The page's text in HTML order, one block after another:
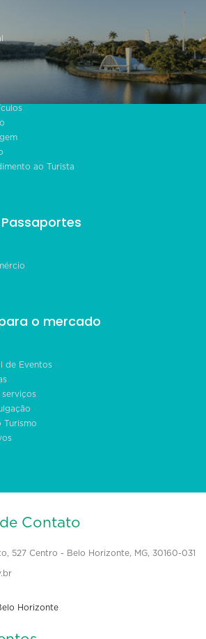
ao Turista
o mercado
de Eventos
serviços
Turismo
Contato
527 Centro - Belo Horizonte, MG, 30160-031
Horizonte